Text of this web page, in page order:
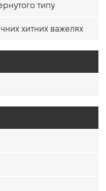
типу
хитних важелях